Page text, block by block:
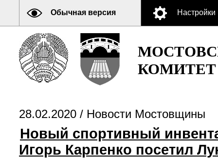
Обычная версия Настройки
КОМИТЕТ
28.02.2020 / Новости Мостовщины
Новый спортивный
Игорь Карпенко посетил